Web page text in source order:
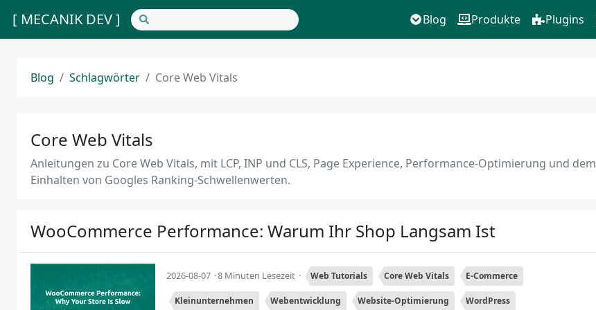
[ MECANIK DEV ] Blog Produkte Plugins
Blog Schlagwörter Core Web Vitals
Core Web Vitals
Anleitungen zu Core Web Vitals, mit LCP, INP und CLS, Page Experience, Performance-Optimierung und dem
Einhalten von Googles Ranking-Schwellenwerten.
WooCommerce Performance: Warum Ihr Shop Langsam Ist
2026-08-07 8 Minuten Lesezeit Web Tutorials Core Web Vitals E-Commerce
Kleinunternehmen Webentwicklung Website-Optimierung WordPress